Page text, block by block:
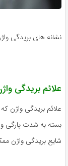
نشانه های بریدگی
علائم بریدگی
علائم بریدگی واژن
بسته به شدت پارگی
شایع بریدگی واژن